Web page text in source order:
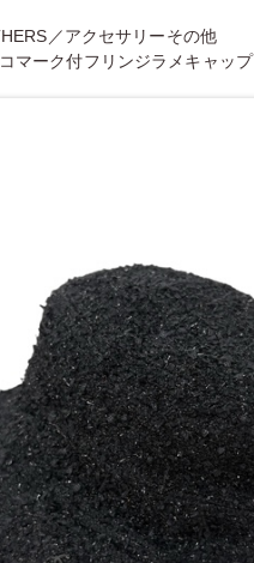
／アクセサリーその他
マーク付フリンジラメキャップ